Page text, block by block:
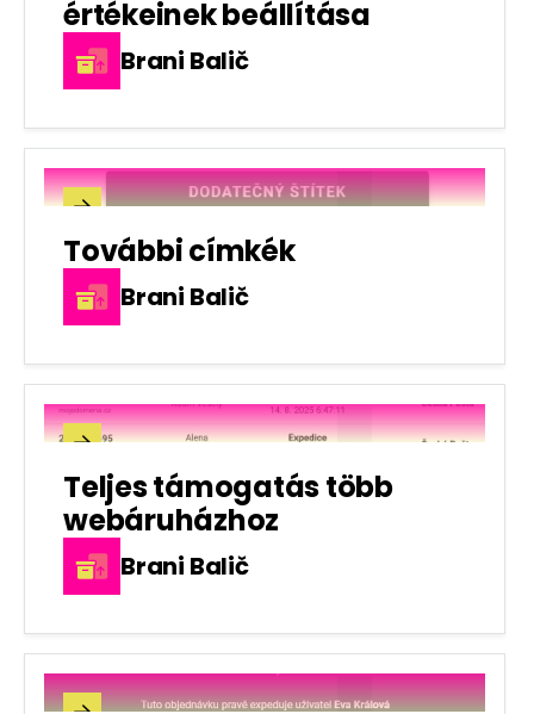
értékeinek beállítása
Brani Balič

További címkék
Brani Balič

Teljes támogatás több
webáruházhoz
Brani Balič